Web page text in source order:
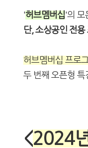
'허브멤버십'의 모
단, 소상공인 전
허브멤버십 프로
두 번째 오픈형 특
<2024